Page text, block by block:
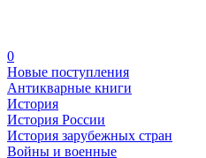
0
Новые поступления
Антикварные книги
История
История России
История зарубежных стран
Войны и военные